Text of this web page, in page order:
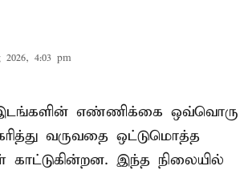
2026, 4:03 pm
இடங்களின் எண்ணிக்கை ஒவ்வொரு
வருவதை ஒட்டுமொத்த
காட்டுகின்றன. இந்த நிலையில்